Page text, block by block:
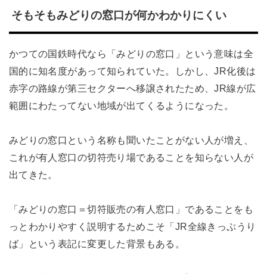
そもそもみどりの窓口が何かわかりにくい
かつての国鉄時代なら「みどりの窓口」という意味は全
国的に知名度があって知られていた。しかし、JR化後は
赤字の路線が第三セクターへ移譲されたため、JR線が広
範囲にわたってない地域が出てくるようになった。
みどりの窓口という名称も聞いたことがない人が増え、
これが有人窓口の切符売り場であることを知らない人が
出てきた。
「みどりの窓口＝切符販売の有人窓口」であることをも
っとわかりやすく説明するためこそ「JR全線きっぷうり
ば」という表記に変更した背景もある。